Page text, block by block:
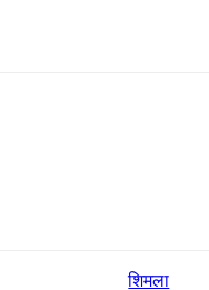
शिमला